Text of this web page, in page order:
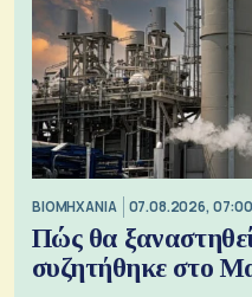
ΒΙΟΜΗΧΑΝΙΑ 07.08.2026, 07:00
Πώς θα
συζητήθηκε στο